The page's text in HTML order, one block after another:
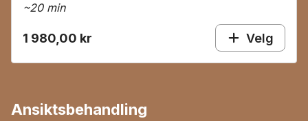
~20 min
1 980,00 kr Velg
Ansiktsbehandling